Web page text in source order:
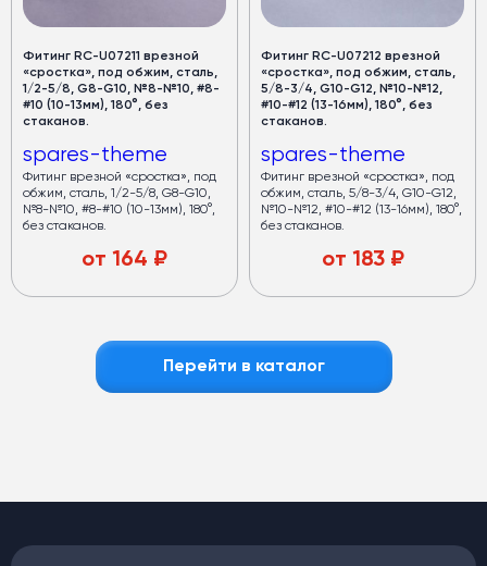
Фитинг RC-U07211 врезной
«сростка», под обжим, сталь,
1/2-5/8, G8-G10, №8-№10, #8-
#10 (10-13мм), 180°, без
стаканов.
spares-theme
Фитинг врезной «сростка», под
обжим, сталь, 1/2-5/8, G8-G10,
№8-№10, #8-#10 (10-13мм), 180°,
без стаканов.
от 164 ₽
Фитинг RC-U07212 врезной
«сростка», под обжим, сталь,
5/8-3/4, G10-G12, №10-№12,
#10-#12 (13-16мм), 180°, без
стаканов.
spares-theme
Фитинг врезной «сростка», под
обжим, сталь, 5/8-3/4, G10-G12,
№10-№12, #10-#12 (13-16мм), 180°,
без стаканов.
от 183₽
Перейти в каталог